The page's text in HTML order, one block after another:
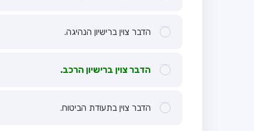
הדבר צוין ברישיון הנהיגה.
הדבר צוין ברישיון הרכב.
הדבר צוין בתעודת הביטוח.